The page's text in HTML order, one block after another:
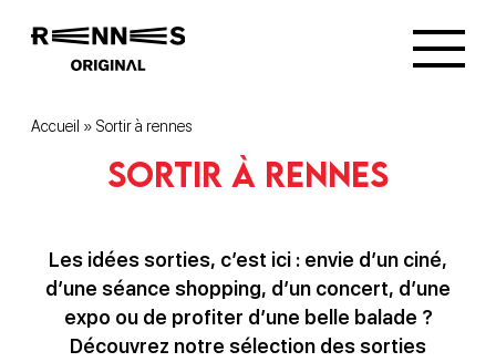
Accueil » Sortir à rennes
Sortir à rennes
Les idées sorties, c’est ici : envie d’un ciné,
d’une séance shopping, d’un concert, d’une
expo ou de profiter d’une belle balade ?
Découvrez notre sélection des sorties